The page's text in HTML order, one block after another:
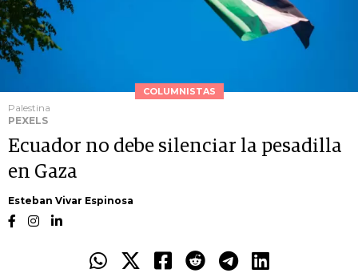
COLUMNISTAS
Palestina
PEXELS
Ecuador no debe silenciar la pesadilla
en Gaza
Esteban Vivar Espinosa